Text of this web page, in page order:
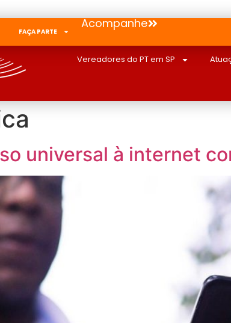
FAÇA PARTE
Acompanhe
Vereadores do PT em SP
universal à internet